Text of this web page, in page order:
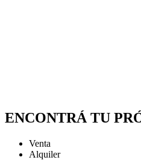
ENCONTRÁ TU
Venta
Alquiler